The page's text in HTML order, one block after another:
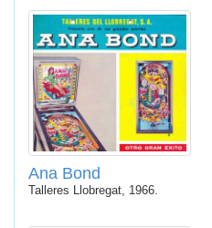
Ana Bond
Talleres Llobregat, 1966.